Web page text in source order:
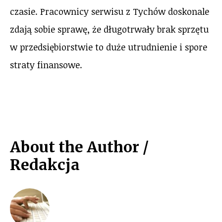
czasie. Pracownicy serwisu z Tychów doskonale
zdają sobie sprawę, że długotrwały brak sprzętu
w przedsiębiorstwie to duże utrudnienie i spore
straty finansowe.
About the Author /
Redakcja